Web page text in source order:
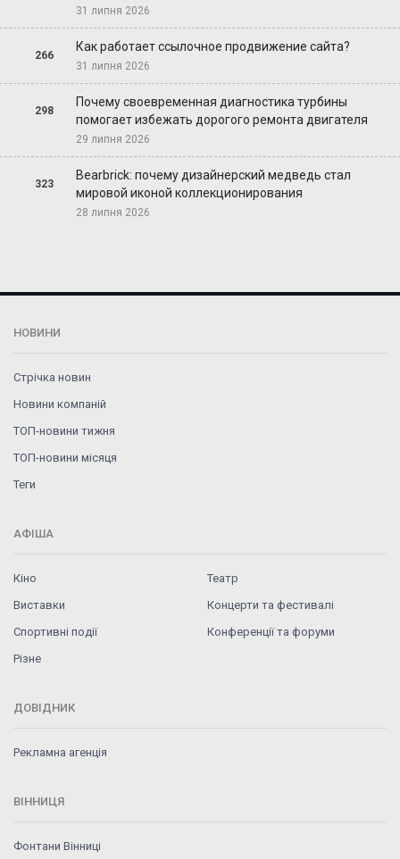
31 липня 2026
266
Как работает ссылочное продвижение сайта?
31 липня 2026
298
Почему своевременная диагностика турбины
помогает избежать дорогого ремонта двигателя
29 липня 2026
323
Bearbrick: почему дизайнерский медведь стал
мировой иконой коллекционирования
28 липня 2026
НОВИНИ
Стрічка новин
Новини компаній
ТОП-новини тижня
ТОП-новини місяця
Теги
АФІША
Кіно
Театр
Виставки
Концерти та фестивалі
Спортивні події
Конференції та форуми
Різне
ДОВІДНИК
Рекламна агенція
ВІННИЦЯ
Фонтани Вінниці